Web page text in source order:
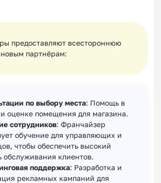
предоставляют всестороннюю
партнёрам:
по выбору места: Помощь в
оценке помещения для магазина.
сотрудников: Франчайзер
обучение для управляющих и
чтобы обеспечить высокий
обслуживания клиентов.
поддержка: Разработка и
рекламных кампаний для